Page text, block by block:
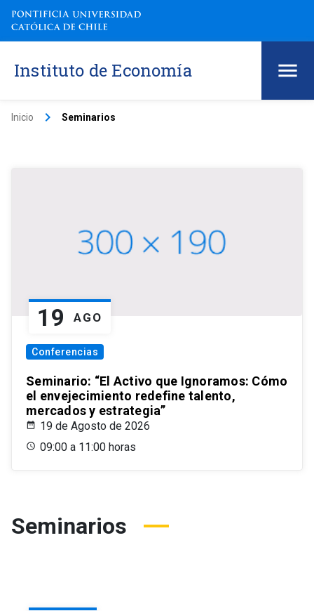
Instituto de Economía
Inicio keyboard_arrow_right Seminarios
19 AGO
Conferencias
Seminario: “El Activo que Ignoramos: Cómo
el envejecimiento redefine talento,
mercados y estrategia”
19 de Agosto de 2026
09:00 a 11:00 horas
Seminarios